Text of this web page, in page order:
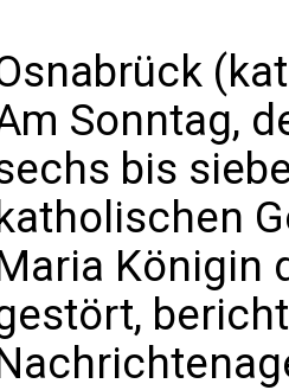
Sonntag,
bis
katholischen
Königin